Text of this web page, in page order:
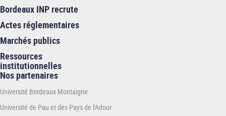
Bordeaux INP recrute
Actes réglementaires
Marchés publics
Ressources
institutionnelles
Nos partenaires
Université Bordeaux Montaigne
Université de Pau et des Pays de l'Adour